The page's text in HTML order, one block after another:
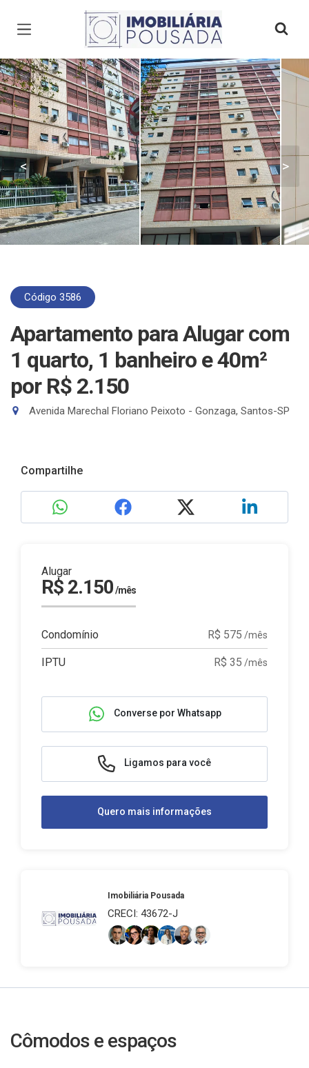
Página inicial
< >
Código 3586
Apartamento para Alugar com
1 quarto, 1 banheiro e 40m²
por R$ 2.150
Avenida Marechal Floriano Peixoto - Gonzaga, Santos-SP
Compartilhe
Alugar
R$ 2.150/mês
Condomínio R$ 575 /mês
IPTU R$ 35 /mês
Converse por Whatsapp
Ligamos para você
Quero mais informações
Imobiliária Pousada
CRECI: 43672-J
Cômodos e espaços